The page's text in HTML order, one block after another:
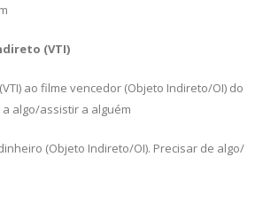
(VTI)
ao filme vencedor (Objeto Indireto/OI) do
a algo/assistir a alguém
(Objeto Indireto/OI). Precisar de algo/